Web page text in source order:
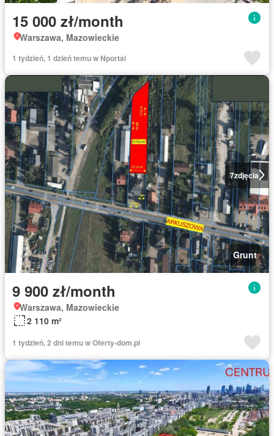
15 000 zł/month
Warszawa, Mazowieckie
1 tydzień, 1 dzień temu w Nportal
7zdjęcia
Grunt
9 900 zł/month
Warszawa, Mazowieckie
2 110 m²
1 tydzień, 2 dni temu w Oferty-dom.pl